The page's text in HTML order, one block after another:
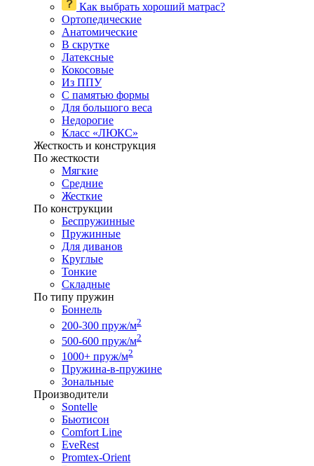
Как выбрать хороший матрас?
Ортопедические
Анатомические
В скрутке
Латексные
Кокосовые
Из ППУ
С памятью формы
Для большого веса
Недорогие
Класс «ЛЮКС»
Жесткость и конструкция
По жесткости
Мягкие
Средние
Жесткие
По конструкции
Беспружинные
Пружинные
Для диванов
Круглые
Тонкие
Складные
По типу пружин
Боннель
200-300 пруж/м2
500-600 пруж/м2
1000+ пруж/м2
Пружина-в-пружине
Зональные
Производители
Sontelle
Бьютисон
Comfort Line
EveRest
Promtex-Orient